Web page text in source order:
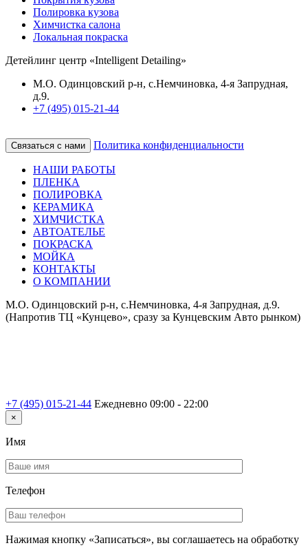
Полировка кузова
Химчистка салона
Локальная покраска
Детейлинг центр «Intelligent Detailing»
М.О. Одинцовский р-н, с.Немчиновка, 4-я Запрудная,
д.9.
+7 (495) 015-21-44
Связаться с нами Политика конфиденциальности
НАШИ РАБОТЫ
ПЛЕНКА
ПОЛИРОВКА
КЕРАМИКА
ХИМЧИСТКА
АВТОАТЕЛЬЕ
ПОКРАСКА
МОЙКА
КОНТАКТЫ
О КОМПАНИИ
М.О. Одинцовский р-н, с.Немчиновка, 4-я Запрудная, д.9.
(Напротив ТЦ «Кунцево», сразу за Кунцевским Авто рынком)
+7 (495) 015-21-44 Ежедневно 09:00 - 22:00
×
Имя
Телефон
Нажимая кнопку «Записаться», вы соглашаетесь на обработку